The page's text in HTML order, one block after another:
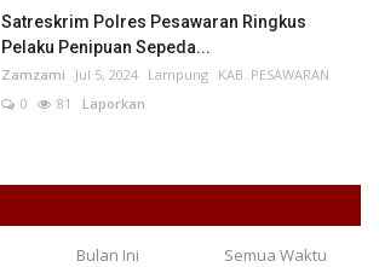
Satreskrim Polres Pesawaran Ringkus
Pelaku Penipuan Sepeda...
Zamzami Jul 5, 2024 Lampung KAB. PESAWARAN
0
81 Laporkan
Bulan Ini Semua Waktu